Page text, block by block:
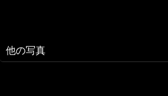
他の写真